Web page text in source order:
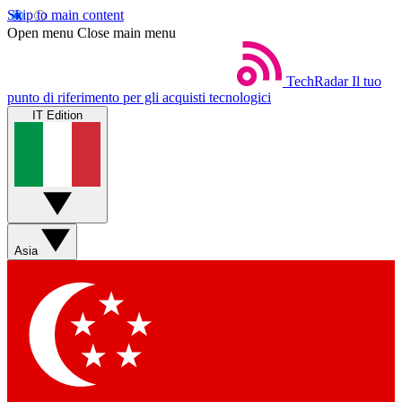
Skip to main content
Open menu Close main menu
TechRadar Il tuo
punto di riferimento per gli acquisti tecnologici
IT Edition
Asia